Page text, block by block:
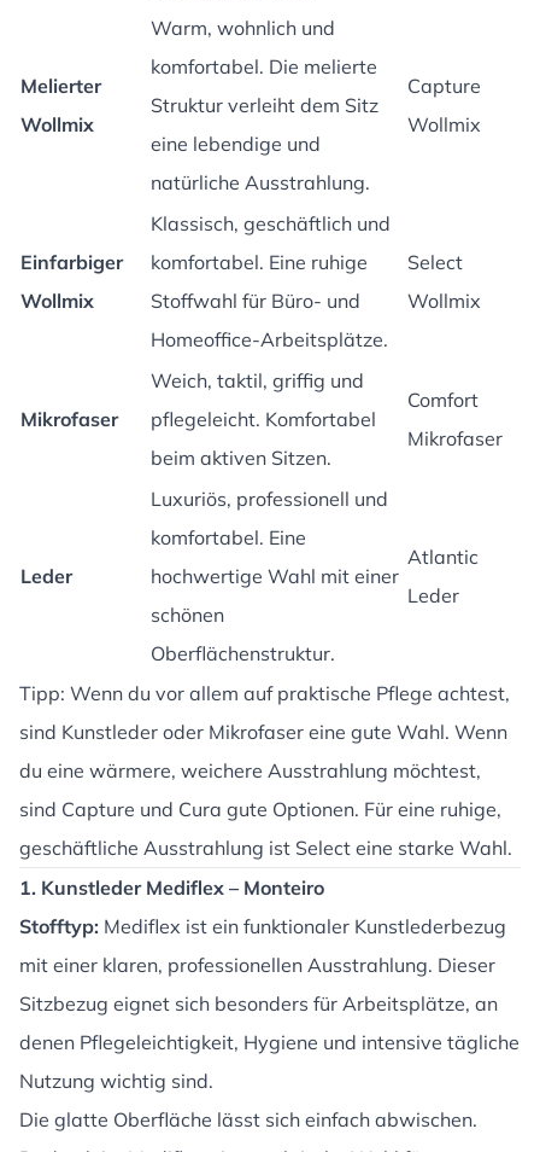
Melierter
Wollmix
Warm, wohnlich und
komfortabel. Die melierte
Struktur verleiht dem Sitz
eine lebendige und
natürliche Ausstrahlung.
Capture
Wollmix
Einfarbiger
Wollmix
Klassisch, geschäftlich und
komfortabel. Eine ruhige
Stoffwahl für Büro- und
Homeoffice-Arbeitsplätze.
Select
Wollmix
Mikrofaser
Weich, taktil, griffig und
pflegeleicht. Komfortabel
beim aktiven Sitzen.
Comfort
Mikrofaser
Leder
Luxuriös, professionell und
komfortabel. Eine
hochwertige Wahl mit einer
schönen
Oberflächenstruktur.
Atlantic
Leder
Tipp: Wenn du vor allem auf praktische Pflege achtest,
sind Kunstleder oder Mikrofaser eine gute Wahl. Wenn
du eine wärmere, weichere Ausstrahlung möchtest,
sind Capture und Cura gute Optionen. Für eine ruhige,
geschäftliche Ausstrahlung ist Select eine starke Wahl.
1. Kunstleder Mediflex – Monteiro
Stofftyp: Mediflex ist ein funktionaler Kunstlederbezug
mit einer klaren, professionellen Ausstrahlung. Dieser
Sitzbezug eignet sich besonders für Arbeitsplätze, an
denen Pflegeleichtigkeit, Hygiene und intensive tägliche
Nutzung wichtig sind.
Die glatte Oberfläche lässt sich einfach abwischen.